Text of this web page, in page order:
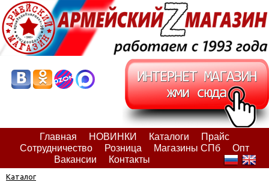
Главная НОВИНКИ Каталоги
Прайс
Сотрудничество
Розница Магазины СПб
Опт
Вакансии
Контакты
Каталог